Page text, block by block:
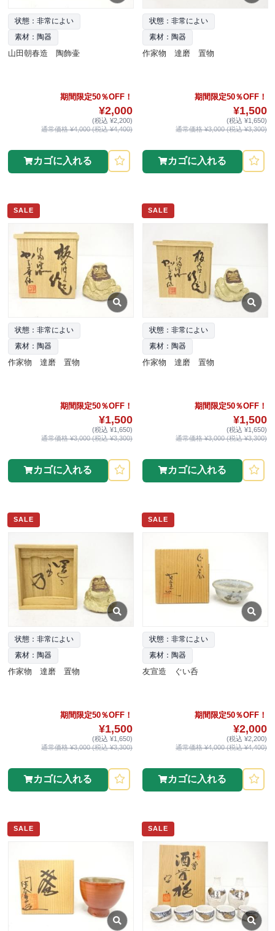
状態：非常によい
素材：陶器
山田朝春造 陶飾壷
期間限定50％OFF！
¥2,000
(税込 ¥2,200)
通常価格 ¥4,000 (税込 ¥4,400)
カゴに入れる
状態：非常によい
素材：陶器
作家物 達磨 置物
期間限定50％OFF！
¥1,500
(税込 ¥1,650)
通常価格 ¥3,000 (税込 ¥3,300)
カゴに入れる
SALE
状態：非常によい
素材：陶器
作家物 達磨 置物
期間限定50％OFF！
¥1,500
(税込 ¥1,650)
通常価格 ¥3,000 (税込 ¥3,300)
カゴに入れる
SALE
状態：非常によい
素材：陶器
作家物 達磨 置物
期間限定50％OFF！
¥1,500
(税込 ¥1,650)
通常価格 ¥3,000 (税込 ¥3,300)
カゴに入れる
SALE
状態：非常によい
素材：陶器
作家物 達磨 置物
期間限定50％OFF！
¥1,500
(税込 ¥1,650)
通常価格 ¥3,000 (税込 ¥3,300)
カゴに入れる
SALE
状態：非常によい
素材：陶器
友宣造 ぐい呑
期間限定50％OFF！
¥2,000
(税込 ¥2,200)
通常価格 ¥4,000 (税込 ¥4,400)
カゴに入れる
SALE SALE